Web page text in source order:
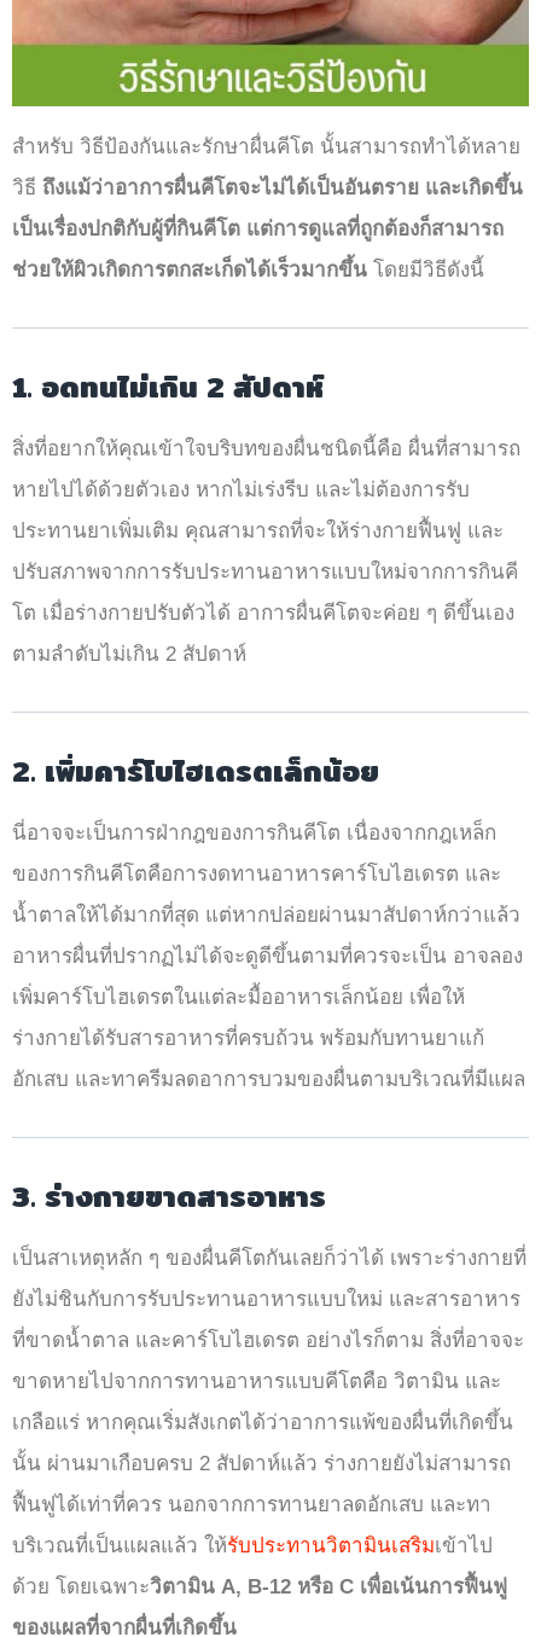
สำหรับ วิธีป้องกันและรักษาผื่นคีโต นั้นสามารถทำได้หลาย
วิธี ถึงแม้ว่าอาการผื่นคีโตจะไม่ได้เป็นอันตราย และเกิดขึ้น
เป็นเรื่องปกติกับผู้ที่กินคีโต แต่การดูแลที่ถูกต้องก็สามารถ
ช่วยให้ผิวเกิดการตกสะเก็ดได้เร็วมากขึ้น โดยมีวิธีดังนี้
1. อดทนไม่เกิน 2 สัปดาห์
สิ่งที่อยากให้คุณเข้าใจบริบทของผื่นชนิดนี้คือ ผื่นที่สามารถ
หายไปได้ด้วยตัวเอง หากไม่เร่งรีบ และไม่ต้องการรับ
ประทานยาเพิ่มเติม คุณสามารถที่จะให้ร่างกายฟื้นฟู และ
ปรับสภาพจากการรับประทานอาหารแบบใหม่จากการกินคี
โต เมื่อร่างกายปรับตัวได้ อาการผื่นคีโตจะค่อย ๆ ดีขึ้นเอง
ตามลำดับไม่เกิน 2 สัปดาห์
2. เพิ่มคาร์โบไฮเดรตเล็กน้อย
นี่อาจจะเป็นการฝ่ากฎของการกินคีโต เนื่องจากกฎเหล็ก
ของการกินคีโตคือการงดทานอาหารคาร์โบไฮเดรต และ
น้ำตาลให้ได้มากที่สุด แต่หากปล่อยผ่านมาสัปดาห์กว่าแล้ว
อาหารผื่นที่ปรากฏไม่ได้จะดูดีขึ้นตามที่ควรจะเป็น อาจลอง
เพิ่มคาร์โบไฮเดรตในแต่ละมื้ออาหารเล็กน้อย เพื่อให้
ร่างกายได้รับสารอาหารที่ครบถ้วน พร้อมกับทานยาแก้
อักเสบ และทาครีมลดอาการบวมของผื่นตามบริเวณที่มีแผล
3. ร่างกายขาดสารอาหาร
เป็นสาเหตุหลัก ๆ ของผื่นคีโตกันเลยก็ว่าได้ เพราะร่างกายที่
ยังไม่ชินกับการรับประทานอาหารแบบใหม่ และสารอาหาร
ที่ขาดน้ำตาล และคาร์โบไฮเดรต อย่างไรก็ตาม สิ่งที่อาจจะ
ขาดหายไปจากการทานอาหารแบบคีโตคือ วิตามิน และ
เกลือแร่ หากคุณเริ่มสังเกตได้ว่าอาการแพ้ของผื่นที่เกิดขึ้น
นั้น ผ่านมาเกือบครบ 2 สัปดาห์แล้ว ร่างกายยังไม่สามารถ
ฟื้นฟูได้เท่าที่ควร นอกจากการทานยาลดอักเสบ และทา
บริเวณที่เป็นแผลแล้ว ให้รับประทานวิตามินเสริมเข้าไป
ด้วย โดยเฉพาะวิตามิน A, B-12 หรือ C เพื่อเน้นการฟื้นฟู
ของแผลที่จากผื่นที่เกิดขึ้น